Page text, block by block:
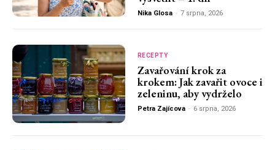
Nika Glosa - 7 srpna, 2026
RECEPTY
Zavařování krok za
krokem: Jak zavařit ovoce i
zeleninu, aby vydrželo
Petra Zajícova - 6 srpna, 2026